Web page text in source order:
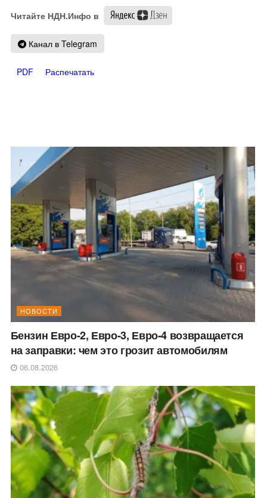
Читайте НДН.Инфо в
Канал в Telegram
PDF Распечатать
НОВОСТИ
Бензин Евро-2, Евро-3, Евро-4 возвращается
на заправки: чем это грозит автомобилям
06.08.2026